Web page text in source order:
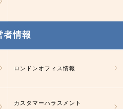
者情報
ロンドンオフィス情報
カスタマーハラスメント